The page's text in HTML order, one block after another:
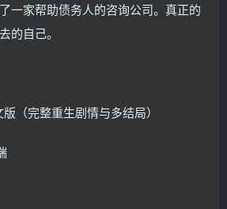
一家帮助债务人的咨询公司。真正的
的自己。
（完整重生剧情与多结局）